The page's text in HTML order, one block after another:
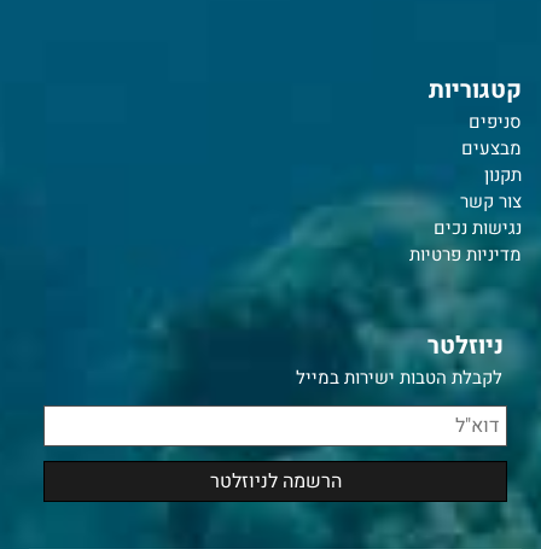
קטגוריות
סניפים
מבצעים
תקנון
צור קשר
נגישות נכים
מדיניות פרטיות
ניוזלטר
לקבלת הטבות ישירות במייל